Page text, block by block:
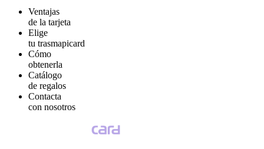
Ventajas
de la tarjeta
Elige
tu trasmapicard
Cómo
obtenerla
Catálogo
de regalos
Contacta
con nosotros